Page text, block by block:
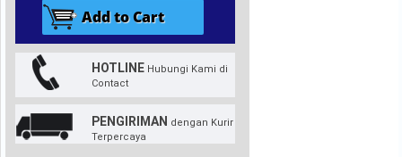
HOTLINE Hubungi Kami di
Contact
PENGIRIMAN dengan Kurir
Terpercaya